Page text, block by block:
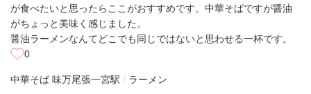
が食べたいと思ったらここがおすすめです。中華そばですが醤油
がちょっと美味く感じました。
醤油ラーメンなんてどこでも同じではないと思わせる一杯です。
0
中華そば 味万尾張一宮駅 ラーメン